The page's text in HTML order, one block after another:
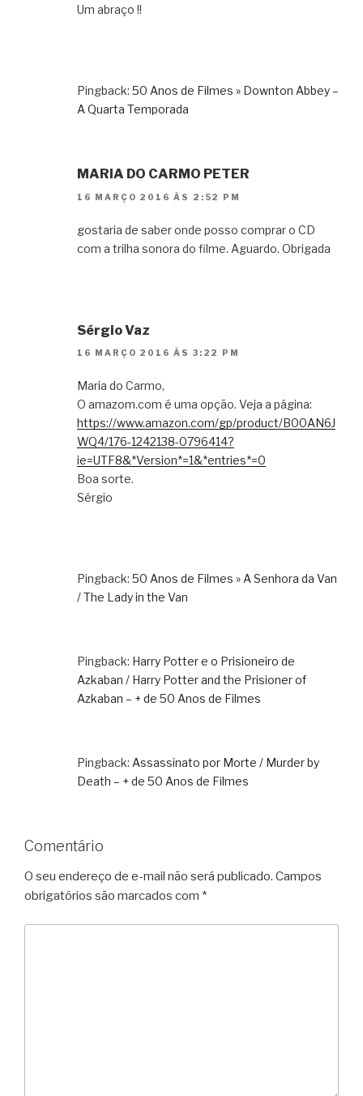
Um abraço !!
Pingback: 50 Anos de Filmes » Downton Abbey –
A Quarta Temporada
MARIA DO CARMO PETER
16 MARÇO 2016 ÀS 2:52 PM
gostaria de saber onde posso comprar o CD
com a trilha sonora do filme. Aguardo. Obrigada
Sérgio Vaz
16 MARÇO 2016 ÀS 3:22 PM
Maria do Carmo,
O amazom.com é uma opção. Veja a página:
https://www.amazon.com/gp/product/B00AN6J
WQ4/176-1242138-0796414?
ie=UTF8&*Version*=1&*entries*=0
Boa sorte.
Sérgio
Pingback: 50 Anos de Filmes » A Senhora da Van
/ The Lady in the Van
Pingback: Harry Potter e o Prisioneiro de
Azkaban / Harry Potter and the Prisioner of
Azkaban – + de 50 Anos de Filmes
Pingback: Assassinato por Morte / Murder by
Death – + de 50 Anos de Filmes
Comentário
O seu endereço de e-mail não será publicado. Campos
obrigatórios são marcados com *